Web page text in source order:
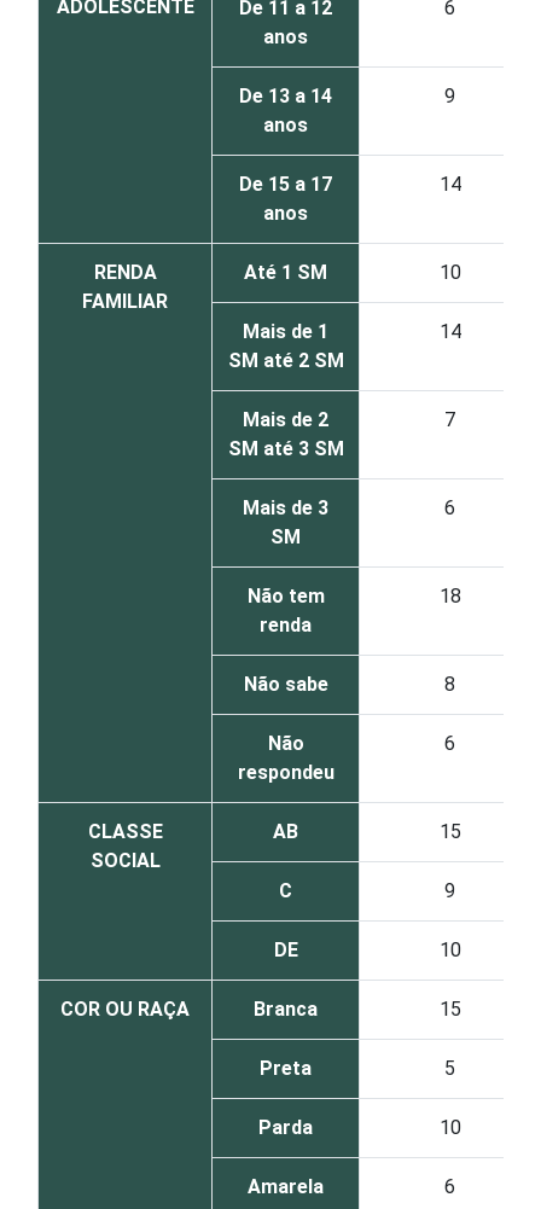
ADOLESCENTE
De 11 a 12
anos
6
De 13 a 14
anos
9
De 15 a 17
anos
14
RENDA
FAMILIAR
Até 1 SM 10
Mais de 1
SM até 2 SM
14
Mais de 2
SM até 3 SM
7
Mais de 3
SM
6
Não tem
renda
18
Não sabe 8
Não
respondeu
6
CLASSE
SOCIAL
AB 15
C 9
DE 10
COR OU RAÇA Branca 15
Preta 5
Parda 10
Amarela 6